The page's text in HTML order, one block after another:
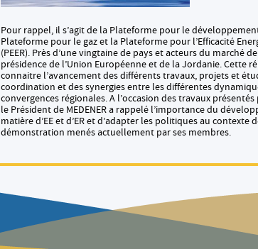
Pour rappel, il s’agit de la Plateforme pour le
Plateforme pour le gaz et la Plateforme pour l’Efficacité
(PEER). Près d’une vingtaine de pays et acteurs du marché
présidence de l’Union Européenne et de la Jordanie. Cette
connaitre l’avancement des différents travaux, projets et
coordination et des synergies entre les différentes
convergences régionales. A l’occasion des travaux
le Président de MEDENER a rappelé l’importance du
matière d’EE et d’ER et d’adapter les politiques au
démonstration menés actuellement par ses membres.